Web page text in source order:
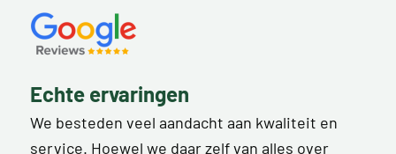
Echte ervaringen
We besteden veel aandacht aan kwaliteit en
service. Hoewel we daar zelf van alles over